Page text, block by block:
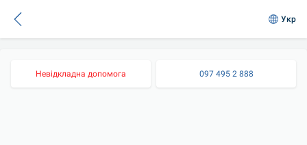
Укр
Невідкладна допомога 097 495 2 888